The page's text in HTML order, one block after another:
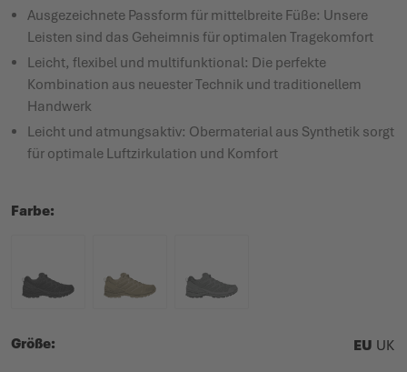
Ausgezeichnete Passform für mittelbreite Füße: Unsere
Leisten sind das Geheimnis für optimalen Tragekomfort
Leicht, flexibel und multifunktional: Die perfekte
Kombination aus neuester Technik und traditionellem
Handwerk
Leicht und atmungsaktiv: Obermaterial aus Synthetik sorgt
für optimale Luftzirkulation und Komfort
Farbe
Größe EU UK